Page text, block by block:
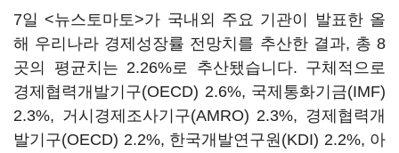
7일 <뉴스토마토>가 국내외 주요 기관이 발표한 올
해 우리나라 경제성장률 전망치를 추산한 결과, 총 8
곳의 평균치는 2.26%로 추산됐습니다. 구체적으로
경제협력개발기구(OECD) 2.6%, 국제통화기금(IMF)
2.3%, 거시경제조사기구(AMRO) 2.3%, 경제협력개
발기구(OECD) 2.2%, 한국개발연구원(KDI) 2.2%, 아